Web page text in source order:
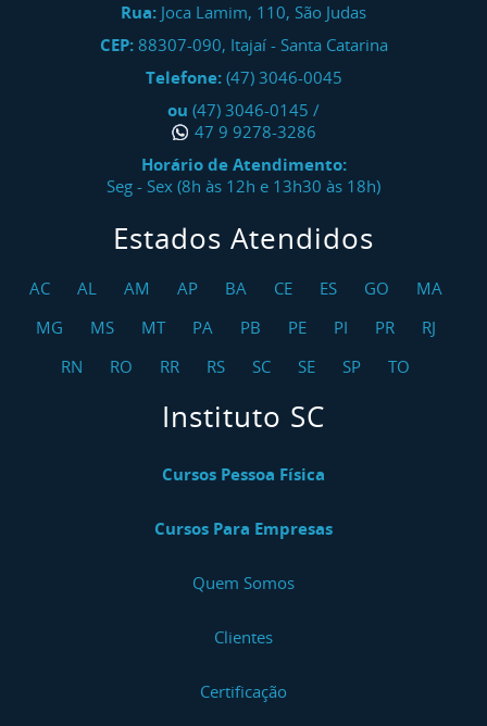
Rua: Joca Lamim, 110, São Judas
CEP: 88307-090, Itajaí- Santa Catarina
Telefone: (47) 3046-0045
ou (47) 3046-0145 /
47 9 9278-3286
Horário de Atendimento:
Seg - Sex (8h às 12h e 13h30 às 18h)
Estados Atendidos
AC AL AM AP BA CE ES GO
MA
MG
MS MT PA PB PE PI PR
RJ
RN
RO RR RS SC SE SP TO
Instituto SC
Cursos Pessoa Física
Cursos Para Empresas
Quem Somos
Clientes
Certificação